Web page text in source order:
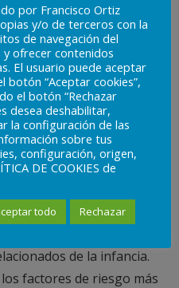
Po otro lado las
pueden afectar
y psicológica,
y emocionales.
se sitúa entre el 15-50%.
porque se sabe que
podemos estar
largo de nuestra vida.
de los trastornos
de la infancia.
factores de riesgo más
por Francisco Ortiz
y/o de terceros con la
de navegación del
ofrecer contenidos
El usuario puede aceptar
botón “Aceptar cookies”,
el botón “Rechazar
desea deshabilitar,
la configuración de las
sobre tus
configuración, origen,
DE COOKIES de
todo Rechazar